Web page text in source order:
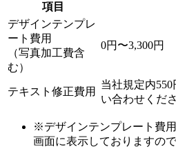
項目
デザインテンプレ
ート費用
（写真加工費含
む）
0円〜3,300円
テキスト修正費用
当社規定内
い合わせくださ
※デザインテンプレート費
画面に表示しておりますの